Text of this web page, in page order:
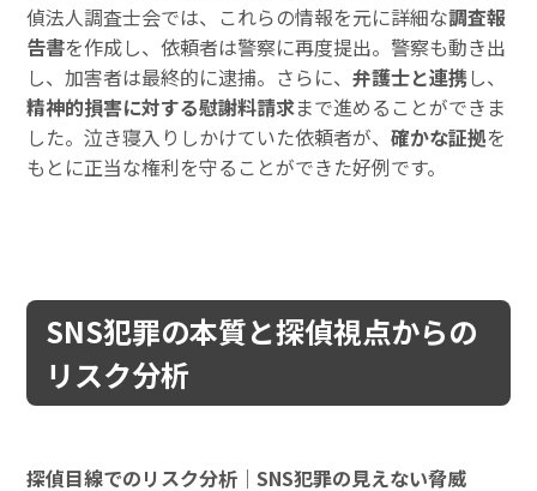
偵法人調査士会では、これらの情報を元に詳細な調査報
告書を作成し、依頼者は警察に再度提出。警察も動き出
し、加害者は最終的に逮捕。さらに、弁護士と連携し、
精神的損害に対する慰謝料請求まで進めることができま
した。泣き寝入りしかけていた依頼者が、確かな証拠を
もとに正当な権利を守ることができた好例です。
SNS犯罪の本質と探偵視点からの
リスク分析
探偵目線でのリスク分析｜SNS犯罪の見えない脅威